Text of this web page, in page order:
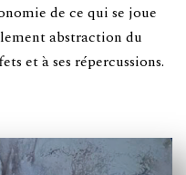
de ce qui se joue
abstraction du
et à ses répercussions.